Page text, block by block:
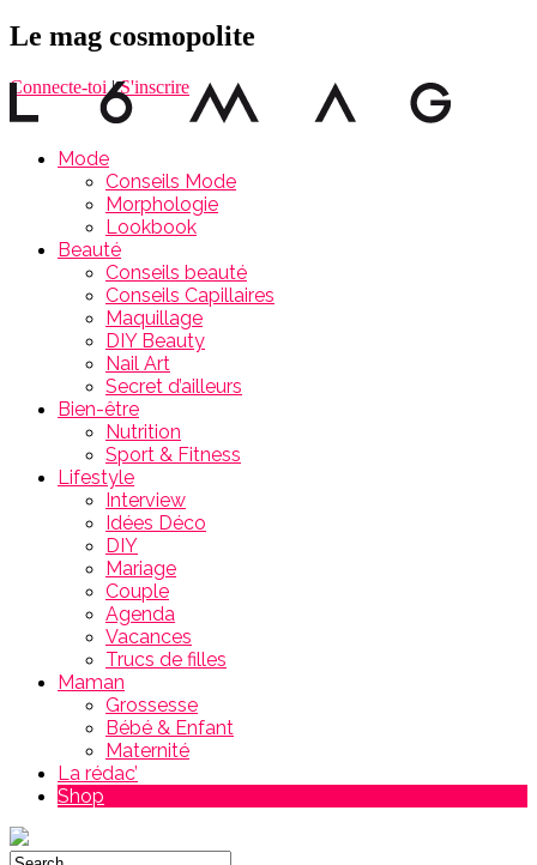
Le mag cosmopolite
Connecte-toi|S'inscrire
Mode
Conseils Mode
Morphologie
Lookbook
Beauté
Conseils beauté
Conseils Capillaires
Maquillage
DIY Beauty
Nail Art
Secret d’ailleurs
Bien-être
Nutrition
Sport & Fitness
Lifestyle
Interview
Idées Déco
DIY
Mariage
Couple
Agenda
Vacances
Trucs de filles
Maman
Grossesse
Bébé & Enfant
Maternité
La rédac’
Shop